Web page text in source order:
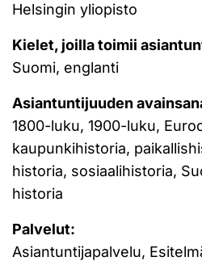
Helsingin yliopisto
Kielet, joilla toimii
Suomi, englanti
Asiantuntijuuden
1800-luku, 1900-luku,
kaupunkihistoria,
historia, sosiaalihistoria,
historia
Palvelut:
Asiantuntijapalvelu,